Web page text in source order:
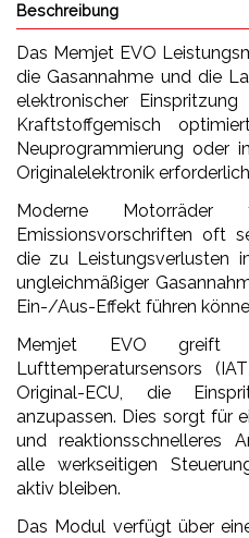
Beschreibung
Das Memjet EVO
die Gasannahme und die
elektronischer
Kraftstoffgemisch
Neuprogrammierung oder
Originalelektronik
Moderne
Emissionsvorschriften oft
die zu Leistungsverlusten
ungleichmäßiger
Ein-/Aus-Effekt führen
Memjet EVO
Lufttemperatursensors
Original-ECU, die
anzupassen. Dies sorgt für
und reaktionsschnelleres
alle werkseitigen
aktiv bleiben.
Das Modul verfügt über